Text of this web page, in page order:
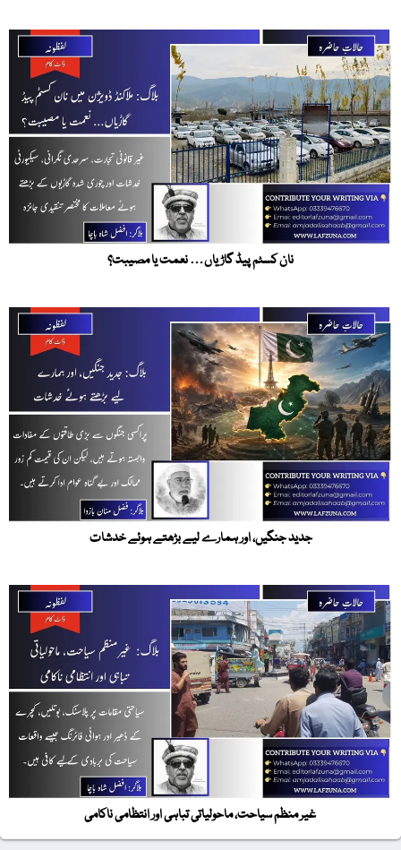
نان کسٹم پیڈ گاڑیاں… نعمت یا مصیبت؟
جدید جنگیں، اور ہمارے لیے بڑھتے ہوئے خدشات
غیر منظم سیاحت، ماحولیاتی تباہی اور انتظامی ناکامی